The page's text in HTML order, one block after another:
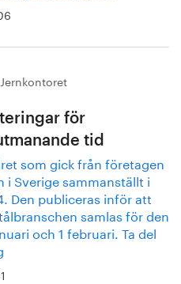
för
tid
som gick från företagen
Sverige sammanställt i
Den publiceras inför att
samlas för den
och 1 februari. Ta del